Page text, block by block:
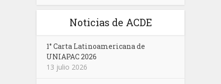
Noticias de ACDE
1° Carta Latinoamericana de
UNIAPAC 2026
13 julio 2026